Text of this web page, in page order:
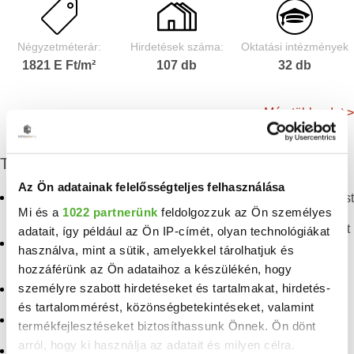
Az Ön adatainak felelősségteljes felhasználása
Mi és a 1022 partnerünk feldolgozzuk az Ön személyes
adatait, így például az Ön IP-címét, olyan technológiákat
használva, mint a sütik, amelyekkel tárolhatjuk és
hozzáférünk az Ön adataihoz a készülékén, hogy
személyre szabott hirdetéseket és tartalmakat, hirdetés-
és tartalommérést, közönségbetekintéseket, valamint
termékfejlesztéseket biztosíthassunk Önnek. Ön dönt
arról, hogy ki használja az adatait és milyen célra.
Négyzetméterár:
1821 E Ft/m²
Hirdetések száma:
107 db
Oktatási intézmények
32 db
Még több adat >
További eladó ingatlanok
Angyalföld
Eladó téglalakás
Angyalföld
Eladó lakás Angyalföld
Eladó lakás Margitsziget
Eladó lakás Népsziget
Eladó panellakás Budapest
Eladó téglalakás Budapest
Eladó penthouse lakás
Budapest
Eladó lakás Budapest
Budapesten a XIII.